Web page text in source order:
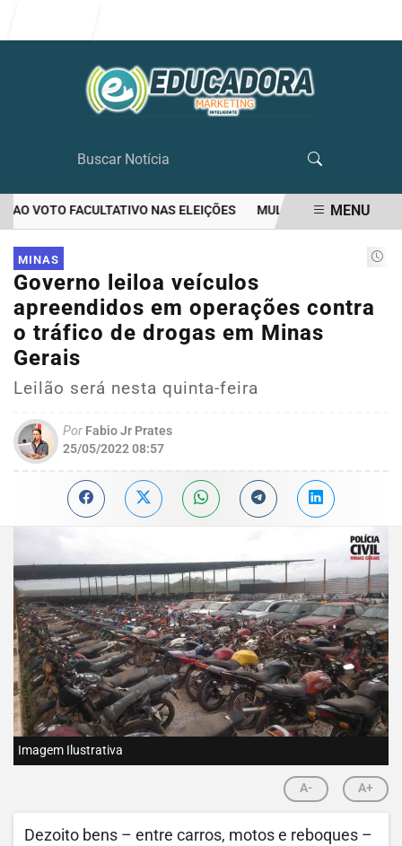
VOTO FACULTATIVO NAS ELEIÇÕES MULHER MATA O
EM ALTA
MENU
MINAS
Governo leiloa veículos
apreendidos em operações contra
o tráfico de drogas em Minas
Gerais
Leilão será nesta quinta-feira
Por Fabio Jr Prates
25/05/2022 08:57
Imagem Ilustrativa
A- A+
Dezoito bens – entre carros, motos e reboques –